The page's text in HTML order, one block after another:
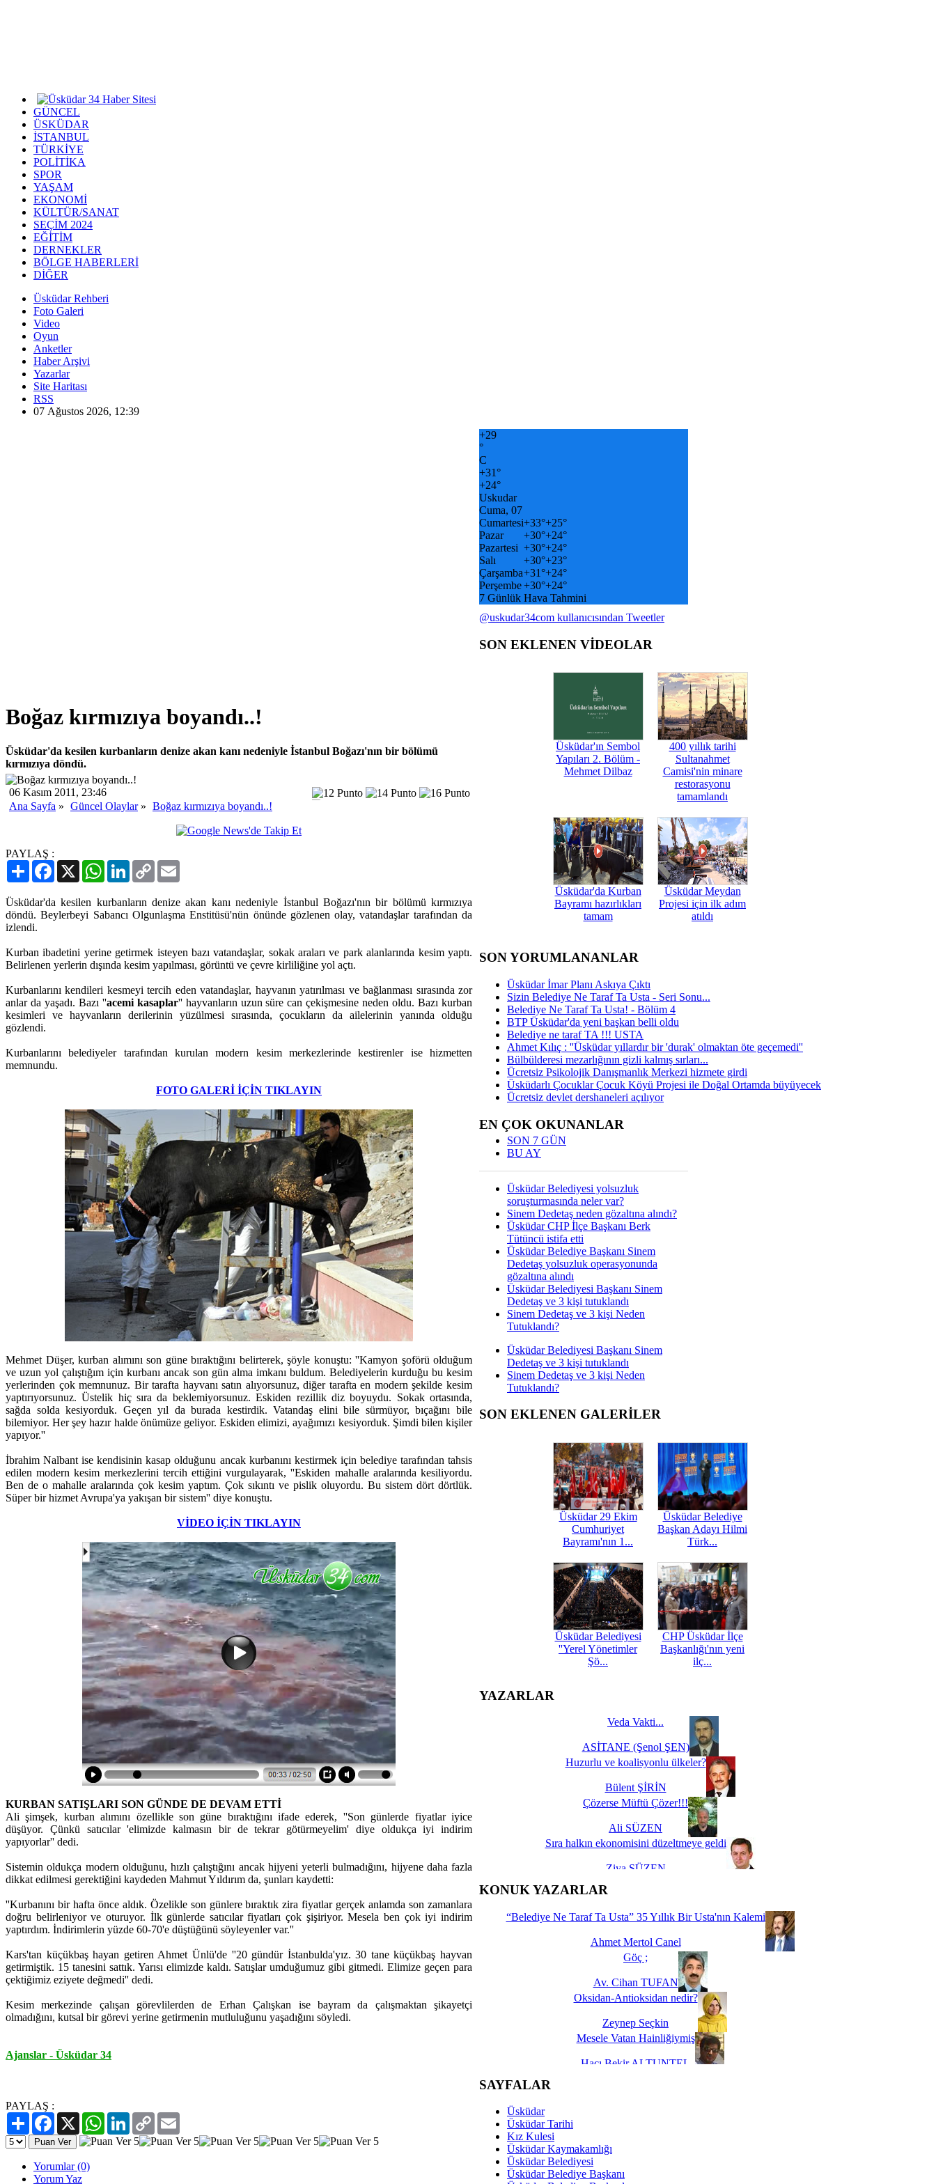
GÜNCEL
ÜSKÜDAR
İSTANBUL
TÜRKİYE
POLİTİKA
SPOR
YAŞAM
EKONOMİ
KÜLTÜR/SANAT
SEÇİM 2024
EĞİTİM
DERNEKLER
BÖLGE HABERLERİ
DİĞER
Üsküdar Rehberi
Foto Galeri
Video
Oyun
Anketler
Haber Arşivi
Yazarlar
Site Haritası
RSS
07 Ağustos 2026, 12:39
Boğaz kırmızıya boyandı..!
Üsküdar'da kesilen kurbanların denize akan kanı nedeniyle İstanbul Boğazı'nın bir bölümü
kırmızıya döndü.
06 Kasım 2011, 23:46
Ana Sayfa » Güncel Olaylar» Boğaz kırmızıya boyandı..!
PAYLAŞ :
PaylaşFacebook
X WhatsAppLinkedIn
Copy
Link
Üsküdar'da kesilen kurbanların denize akan kanı nedeniyle İstanbul Boğazı'nın bir bölümü kırmızıya
döndü. Beylerbeyi Sabancı Olgunlaşma Enstitüsü'nün önünde gözlenen olay, vatandaşlar tarafından da
izlendi.
Kurban ibadetini yerine getirmek isteyen bazı vatandaşlar, sokak araları ve park alanlarında kesim yaptı.
Belirlenen yerlerin dışında kesim yapılması, görüntü ve çevre kirliliğine yol açtı.
Kurbanlarını kendileri kesmeyi tercih eden vatandaşlar, hayvanın yatırılması ve bağlanması sırasında zor
anlar da yaşadı. Bazı ''acemi kasaplar'' hayvanların uzun süre can çekişmesine neden oldu. Bazı kurban
kesimleri ve hayvanların derilerinin yüzülmesi sırasında, çocukların da ailelerinin yanında olduğu
gözlendi.
Kurbanlarını belediyeler tarafından kurulan modern kesim merkezlerinde kestirenler ise hizmetten
memnundu.
FOTO GALERİ İÇİN TIKLAYIN
Mehmet Düşer, kurban alımını son güne bıraktığını belirterek, şöyle konuştu: ''Kamyon şoförü olduğum
ve uzun yol çalıştığım için kurbanı ancak son gün alma imkanı buldum. Belediyelerin kurduğu bu kesim
yerlerinden çok memnunuz. Bir tarafta hayvanı satın alıyorsunuz, diğer tarafta en modern şekilde kesim
yaptırıyorsunuz. Üstelik hiç sıra da beklemiyorsunuz. Eskiden rezillik diz boyuydu. Sokak ortasında,
sağda solda kesiyorduk. Geçen yıl da burada kestirdik. Vatandaş elini bile sürmüyor, bıçağını bile
bilemiyor. Her şey hazır halde önümüze geliyor. Eskiden elimizi, ayağımızı kesiyorduk. Şimdi bilen kişiler
yapıyor.''
İbrahim Nalbant ise kendisinin kasap olduğunu ancak kurbanını kestirmek için belediye tarafından tahsis
edilen modern kesim merkezlerini tercih ettiğini vurgulayarak, ''Eskiden mahalle aralarında kesiliyordu.
Ben de o mahalle aralarında çok kesim yaptım. Çok sıkıntı ve pislik oluyordu. Bu sistem dört dörtlük.
Süper bir hizmet Avrupa'ya yakışan bir sistem'' diye konuştu.
VİDEO İÇİN TIKLAYIN
KURBAN SATIŞLARI SON GÜNDE DE DEVAM ETTİ
Ali şimşek, kurban alımını özellikle son güne bıraktığını ifade ederek, ''Son günlerde fiyatlar iyice
düşüyor. Çünkü satıcılar 'elimizde kalmasın bir de tekrar götürmeyelim' diye oldukça iyi indirim
yapıyorlar'' dedi.
Sistemin oldukça modern olduğunu, hızlı çalıştığını ancak hijyeni yeterli bulmadığını, hijyene daha fazla
dikkat edilmesi gerektiğini kaydeden Mahmut Yıldırım da, şunları kaydetti:
''Kurbanını bir hafta önce aldık. Özelikle son günlere bıraktık zira fiyatlar gerçek anlamda son zamanlara
doğru belirleniyor ve oturuyor. İlk günlerde satıcılar fiyatları çok şişiriyor. Mesela ben çok iyi indirim
yaptırdım. İndirimlerin yüzde 60-70'e düştüğünü söyleyenler var.''
Kars'tan küçükbaş hayan getiren Ahmet Ünlü'de ''20 gündür İstanbulda'yız. 30 tane küçükbaş hayvan
getirmiştik. 15 tanesini sattık. Yarısı elimizde kaldı. Satışlar umduğumuz gibi gitmedi. Elimize geçen para
çektiğimiz eziyete değmedi'' dedi.
Kesim merkezinde çalışan görevlilerden de Erhan Çalışkan ise bayram da çalışmaktan şikayetçi
olmadığını, kutsal bir görevi yerine getirmenin mutluluğunu yaşadığını söyledi.
Ajanslar - Üsküdar 34
PAYLAŞ :
PaylaşFacebook
X WhatsAppLinkedIn
Copy
Link
Yorumlar (0)
Yorum Yaz
+29
°
C
+31°
+24°
Uskudar
Cuma, 07
Cumartesi+33°+25°
Pazar
+30°+24°
Pazartesi +30°+24°
Salı
+30°+23°
Çarşamba+31°+24°
Perşembe+30°+24°
7 Günlük Hava Tahmini
@uskudar34com kullanıcısından Tweetler
SON EKLENEN VİDEOLAR
Üsküdar'ın Sembol
Yapıları 2. Bölüm -
Mehmet Dilbaz
400 yıllık tarihi
Sultanahmet
Camisi'nin minare
restorasyonu
tamamlandı
Üsküdar'da Kurban
Bayramı hazırlıkları
tamam
Üsküdar Meydan
Projesi için ilk adım
atıldı
SON YORUMLANANLAR
Üsküdar İmar Planı Askıya Çıktı
Sizin Belediye Ne Taraf Ta Usta - Seri Sonu...
Belediye Ne Taraf Ta Usta! - Bölüm 4
BTP Üsküdar'da yeni başkan belli oldu
Belediye ne taraf TA !!! USTA
Ahmet Kılıç : ''Üsküdar yıllardır bir 'durak' olmaktan öte geçemedi''
Bülbülderesi mezarlığının gizli kalmış sırları...
Ücretsiz Psikolojik Danışmanlık Merkezi hizmete girdi
Üsküdarlı Çocuklar Çocuk Köyü Projesi ile Doğal Ortamda büyüyecek
Ücretsiz devlet dershaneleri açılıyor
EN ÇOK OKUNANLAR
SON 7 GÜN
BU AY
Üsküdar Belediyesi yolsuzluk
soruşturmasında neler var?
Sinem Dedetaş neden gözaltına alındı?
Üsküdar CHP İlçe Başkanı Berk
Tütüncü istifa etti
Üsküdar Belediye Başkanı Sinem
Dedetaş yolsuzluk operasyonunda
gözaltına alındı
Üsküdar Belediyesi Başkanı Sinem
Dedetaş ve 3 kişi tutuklandı
Sinem Dedetaş ve 3 kişi Neden
Tutuklandı?
Üsküdar Belediyesi Başkanı Sinem
Dedetaş ve 3 kişi tutuklandı
Sinem Dedetaş ve 3 kişi Neden
Tutuklandı?
SON EKLENEN GALERİLER
Üsküdar 29 Ekim
Cumhuriyet
Bayramı'nın 1...
Üsküdar Belediye
Başkan Adayı Hilmi
Türk...
Üsküdar Belediyesi
''Yerel Yönetimler
Şö...
CHP Üsküdar İlçe
Başkanlığı'nın yeni
ilç...
YAZARLAR
Veda Vakti...
ASİTANE (Şenol ŞEN)
Huzurlu ve koalisyonlu ülkeler?
Bülent ŞİRİN
Çözerse Müftü Çözer!!!
Ali SÜZEN
Sıra halkın ekonomisini düzeltmeye geldi
Ziya SÜZEN
İşte Biz buyuz...
KONUK YAZARLAR
“Belediye Ne Taraf Ta Usta” 35 Yıllık Bir Usta'nın Kalemi
Ahmet Mertol Canel
Göç ;
Av. Cihan TUFAN
Oksidan-Antioksidan nedir?
Zeynep Seçkin
Mesele Vatan Hainliğiymiş
Hacı Bekir ALTUNTEL
Dünya Fani, Ama Kısa Bir Süre De Olsa Burdayız
Savaş ŞENEL
Hukukun Adaleti Kalmadı Üstadım!
SAYFALAR
Üsküdar
Üsküdar Tarihi
Kız Kulesi
Üsküdar Kaymakamlığı
Üsküdar Belediyesi
Üsküdar Belediye Başkanı